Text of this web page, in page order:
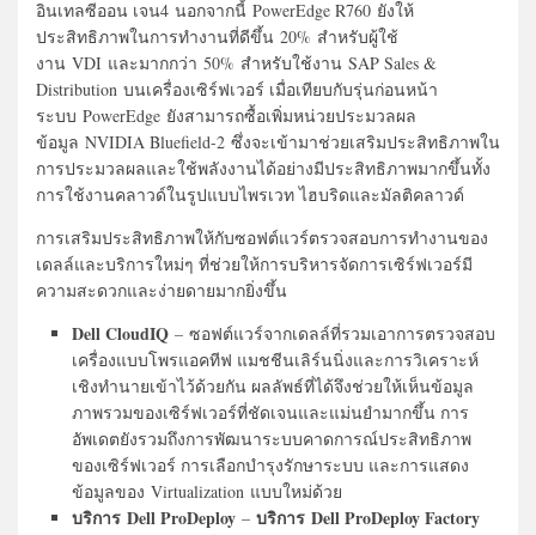
อินเทลซีออน เจน4 นอกจากนี้ PowerEdge R760 ยังให้
ประสิทธิภาพในการทำงานที่ดีขึ้น 20% สำหรับผู้ใช้
งาน VDI และมากกว่า 50% สำหรับใช้งาน SAP Sales &
Distribution บนเครื่องเซิร์ฟเวอร์ เมื่อเทียบกับรุ่นก่อนหน้า
ระบบ PowerEdge ยังสามารถซื้อเพิ่มหน่วยประมวลผล
ข้อมูล NVIDIA Bluefield-2 ซึ่งจะเข้ามาช่วยเสริมประสิทธิภาพใน
การประมวลผลและใช้พลังงานได้อย่างมีประสิทธิภาพมากขึ้นทั้ง
การใช้งานคลาวด์ในรูปแบบไพรเวท ไฮบริดและมัลติคลาวด์
การเสริมประสิทธิภาพให้กับซอฟต์แวร์ตรวจสอบการทำงานของ
เดลล์และบริการใหม่ๆ ที่ช่วยให้การบริหารจัดการเซิร์ฟเวอร์มี
ความสะดวกและง่ายดายมากยิ่งขึ้น
Dell CloudIQ – ซอฟต์แวร์จากเดลล์ที่รวมเอาการตรวจสอบ
เครื่องแบบโพรแอคทีฟ แมชชีนเลิร์นนิ่งและการวิเคราะห์
เชิงทำนายเข้าไว้ด้วยกัน ผลลัพธ์ที่ได้จึงช่วยให้เห็นข้อมูล
ภาพรวมของเซิร์ฟเวอร์ที่ชัดเจนและแม่นยำมากขึ้น การ
อัพเดตยังรวมถึงการพัฒนาระบบคาดการณ์ประสิทธิภาพ
ของเซิร์ฟเวอร์ การเลือกบำรุงรักษาระบบ และการแสดง
ข้อมูลของ Virtualization แบบใหม่ด้วย
บริการ Dell ProDeploy – บริการ Dell ProDeploy Factory